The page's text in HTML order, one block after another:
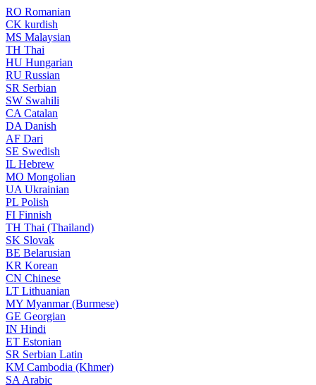
RO Romanian
CK kurdish
MS Malaysian
TH Thai
HU Hungarian
RU Russian
SR Serbian
SW Swahili
CA Catalan
DA Danish
AF Dari
SE Swedish
IL Hebrew
MO Mongolian
UA Ukrainian
PL Polish
FI Finnish
TH Thai (Thailand)
SK Slovak
BE Belarusian
KR Korean
CN Chinese
LT Lithuanian
MY Myanmar (Burmese)
GE Georgian
IN Hindi
ET Estonian
SR Serbian Latin
KM Cambodia (Khmer)
SA Arabic